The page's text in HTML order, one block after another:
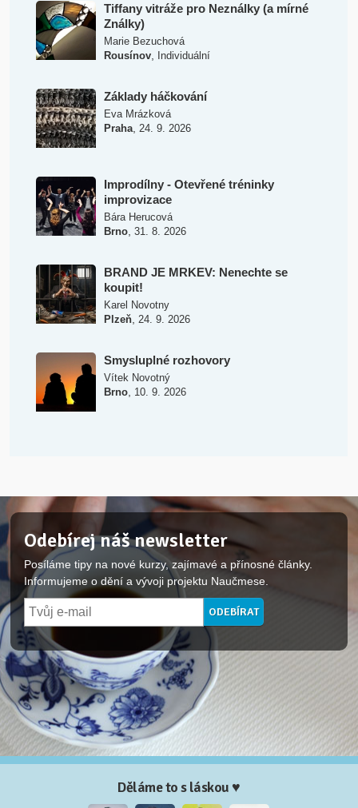
Tiffany vitráže pro Neználky (a mírné
Ználky)
Marie Bezuchová
Rousínov, Individuální
Základy háčkování
Eva Mrázková
Praha, 24. 9. 2026
Improdílny - Otevřené tréninky
improvizace
Bára Herucová
Brno, 31. 8. 2026
BRAND JE MRKEV: Nenechte se
koupit!
Karel Novotny
Plzeň, 24. 9. 2026
Smysluplné rozhovory
Vítek Novotný
Brno, 10. 9. 2026
Odebírej náš newsletter
Posíláme tipy na nové kurzy, zajímavé a přínosné články.
Informujeme o dění a vývoji projektu Naučmese.
Děláme to s láskou ♥